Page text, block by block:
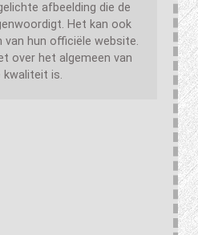
afbeelding die de
Het kan ook
van hun officiële website.
over het algemeen van
kwaliteit is.